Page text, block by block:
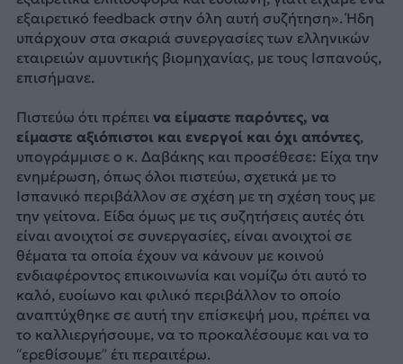
εξαιρετικό feedback στην όλη αυτή συζήτηση». Ήδη
υπάρχουν στα σκαριά συνεργασίες των ελληνικών
εταιρειών αμυντικής βιομηχανίας, με τους Ισπανούς,
επισήμανε.
Πιστεύω ότι πρέπει να είμαστε παρόντες, να
είμαστε αξιόπιστοι και ενεργοί και όχι απόντες,
υπογράμμισε ο κ. Δαβάκης και προσέθεσε: Είχα την
ενημέρωση, όπως όλοι πιστεύω, σχετικά με το
Ισπανικό περιβάλλον σε σχέση με τη σχέση τους με
την γείτονα. Είδα όμως με τις συζητήσεις αυτές ότι
είναι ανοιχτοί σε συνεργασίες, είναι ανοιχτοί σε
θέματα τα οποία έχουν να κάνουν με κοινού
ενδιαφέροντος επικοινωνία και νομίζω ότι αυτό το
καλό, ευοίωνο και φιλικό περιβάλλον το οποίο
αναπτύχθηκε σε αυτή την επίσκεψή μου, πρέπει να
το καλλιεργήσουμε, να το προκαλέσουμε και να το
“ερεθίσουμε” έτι περαιτέρω.